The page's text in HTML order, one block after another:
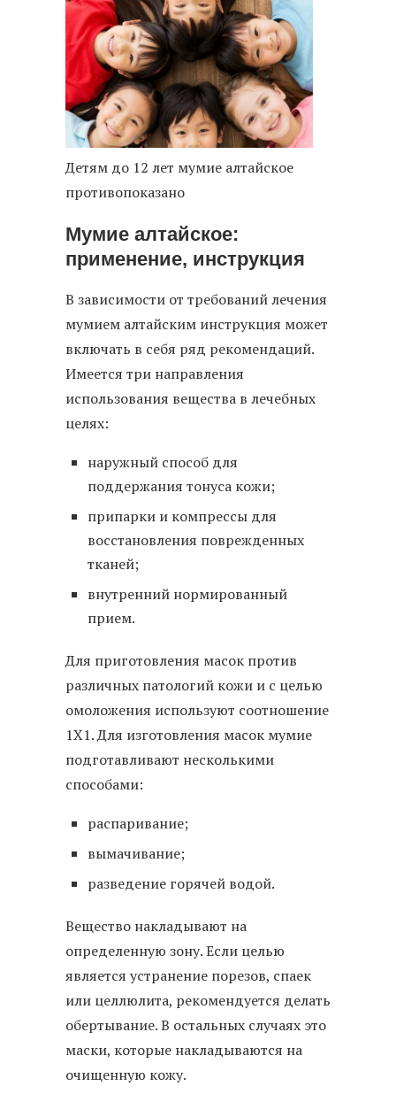
Детям до 12 лет мумие алтайское
противопоказано
Мумие алтайское:
применение, инструкция
В зависимости от требований лечения
мумием алтайским инструкция может
включать в себя ряд рекомендаций.
Имеется три направления
использования вещества в лечебных
целях:
наружный способ для
поддержания тонуса кожи;
припарки и компрессы для
восстановления поврежденных
тканей;
внутренний нормированный
прием.
Для приготовления масок против
различных патологий кожи и с целью
омоложения используют соотношение
1Х1. Для изготовления масок мумие
подготавливают несколькими
способами:
распаривание;
вымачивание;
разведение горячей водой.
Вещество накладывают на
определенную зону. Если целью
является устранение порезов, спаек
или целлюлита, рекомендуется делать
обертывание. В остальных случаях это
маски, которые накладываются на
очищенную кожу.